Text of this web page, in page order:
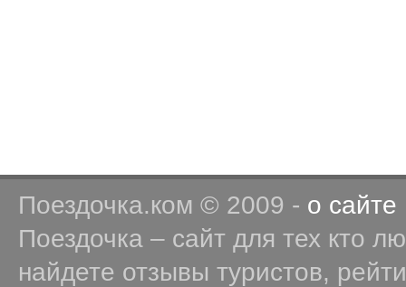
Поездочка.ком © 2009 - о сайте
Поездочка – сайт для тех кто
найдете отзывы туристов,